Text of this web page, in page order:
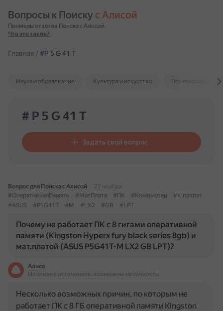
Вопросы к Поиску с Алисой
Примеры ответов Поиска с Алисой
Что это такое?
Главная / #P 5 G 41 T
Наука и образование Культура и искусство Психология и
# P 5 G 41 T
Задать свой вопрос
Вопрос для Поиска с Алисой
22 ноября
#ОперативнаяПамять
#МатПлата #ПК #Компьютер
#Kingston
#ASUS
#P5G41T #M #LX2 #GB #LPT
Почему не работает ПК с 8 гигами оперативной
памяти (Kingston Hyperx fury black series 8gb) и
мат.платой (ASUS P5G41T-M LX2 GB LPT)?
Алиса
На основе источников, возможны неточности
Несколько возможных причин, по которым не
работает ПК с 8 ГБ оперативной памяти Kingston